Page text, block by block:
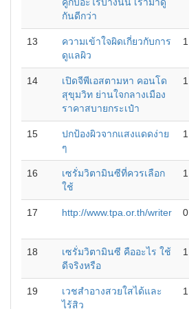
คู่กับอะไรบ้างนั้น เรามาดู
กันดีกว่า
13
ความเข้าใจผิดเกี่ยวกับการ
ดูแลผิว
1
14
เปิดจีพีเอสตามหา คอนโด
สุขุมวิท ย่านใจกลางเมือง
ราคาสบายกระเป๋า
1
15
ปกป้องผิวจากแสงแดดง่าย
ๆ
1
16
เซรั่มวิตามินซีที่ควรเลือก
ใช้
1
17 http://www.tpa.or.th/writer 0
18
เซรั่มวิตามินซี คืออะไร ใช้
ดีจริงหรือ
1
19
เวชสำอางสวยใสได้และ
ไร้สิว
1